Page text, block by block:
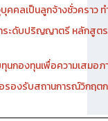
บัติการออกแบบและสร้า
คลเป็นลูกจ้างชั่วคราว ท
ระดับปริญญาตรี หลักสูต
นกองทุนเพื่อความเสมอ
รองรับสถานการณ์วิกฤ